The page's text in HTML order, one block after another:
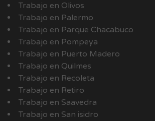
Trabajo en Olivos
Trabajo en Palermo
Trabajo en Parque Chacabuco
Trabajo en Pompeya
Trabajo en Puerto Madero
Trabajo en Quilmes
Trabajo en Recoleta
Trabajo en Retiro
Trabajo en Saavedra
Trabajo en San isidro